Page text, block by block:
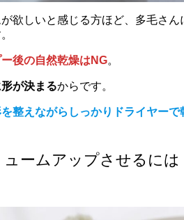
欲しいと感じる方ほど、多毛さ
後の自然乾燥はNG。
が決まるからです。
整えながらしっかりドライヤー
ームアップさせるに